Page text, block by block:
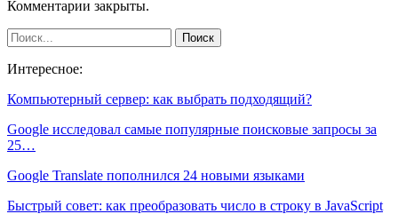
Комментарии закрыты.
Интересное:
Компьютерный сервер: как выбрать подходящий?
Google исследовал самые популярные поисковые запросы за
25…
Google Translate пополнился 24 новыми языками
Быстрый совет: как преобразовать число в строку в JavaScript